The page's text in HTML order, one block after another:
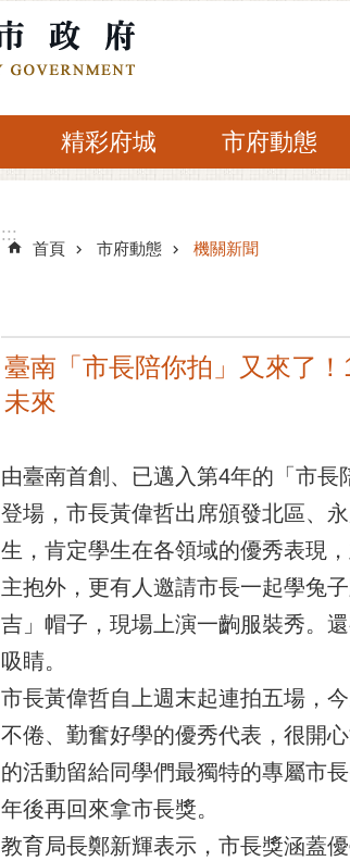
精彩府城 市府動態
:::
首頁 市府動態 機關新聞
臺南「市長陪你拍」又來了
未來
由臺南首創、已邁入第4年的「市
登場，市長黃偉哲出席頒發北區、
生，肯定學生在各領域的優秀表現
主抱外，更有人邀請市長一起學兔
吉」帽子，現場上演一齣服裝秀。
吸睛。
市長黃偉哲自上週末起連拍五場，
不倦、勤奮好學的優秀代表，很開
的活動留給同學們最獨特的專屬市
年後再回來拿市長獎。
教育局長鄭新輝表示，市長獎涵蓋